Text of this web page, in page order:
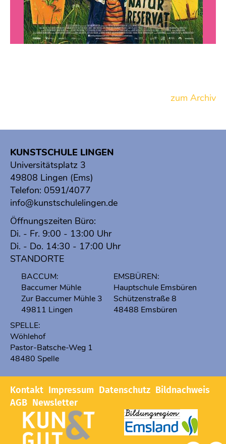
zum Archiv
KUNSTSCHULE LINGEN
Universitätsplatz 3
49808 Lingen (Ems)
Telefon: 0591/4077
info@kunstschulelingen.de
Öffnungszeiten Büro:
Di. - Fr. 9:00 - 13:00 Uhr
Di. - Do. 14:30 - 17:00 Uhr
STANDORTE
BACCUM:
Baccumer Mühle
Zur Baccumer Mühle 3
49811 Lingen
EMSBÜREN:
Hauptschule Emsbüren
Schützenstraße 8
48488 Emsbüren
SPELLE:
Wöhlehof
Pastor-Batsche-Weg 1
48480 Spelle
Kontakt Impressum Datenschutz Bildnachweis
AGB Newsletter